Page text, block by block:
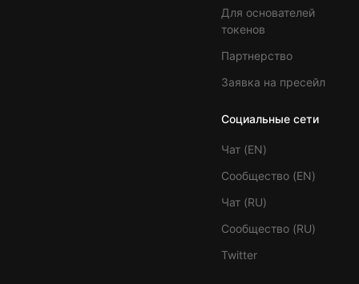
Для основателей
токенов
Партнерство
Заявка на пресейл
Социальные сети
Чат (EN)
Сообщество (EN)
Чат (RU)
Сообщество (RU)
Twitter